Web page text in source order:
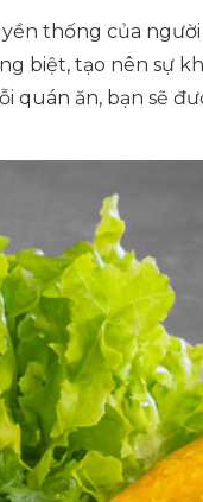
thống của người
biệt, tạo nên sự
quán ăn, bạn sẽ